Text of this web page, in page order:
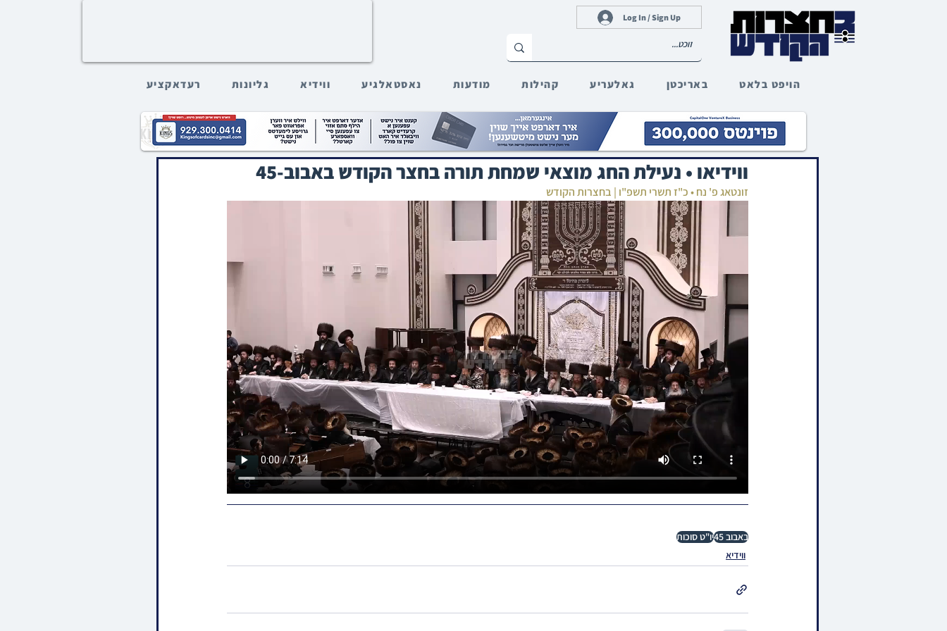
הויפט בלאט באריכטן גאלעריע קהילות מודעות נאסטאלגיע ווידיא גליונות רעדאקציע
Log In / Sign Up
ווידיאו • נעילת החג מוצאי שמחת תורה בחצר הקודש באבוב-45
זונטאג פ' נח • כ"ז תשרי תשפ"ו | בחצרות הקודש
באבוב 45
יו"ט סוכות
ווידיא